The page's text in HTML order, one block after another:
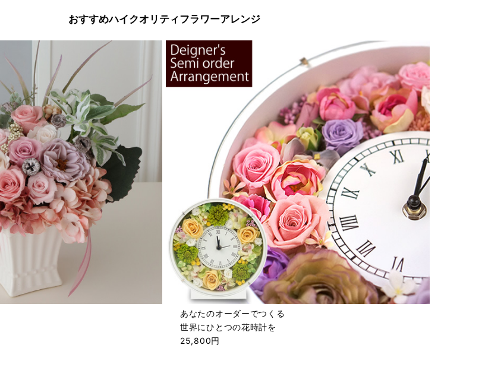
おすすめハイクオリティフラワーアレンジ
あなたのオーダーでつくる
世界にひとつの花時計を
25,800円